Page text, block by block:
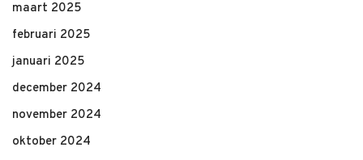
maart 2025
februari 2025
januari 2025
december 2024
november 2024
oktober 2024